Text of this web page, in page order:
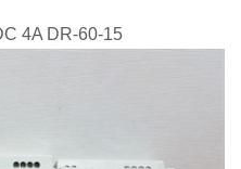
4A DR-60-15